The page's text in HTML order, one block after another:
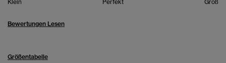
Klein Perfekt Groß
Bewertungen Lesen
Größentabelle